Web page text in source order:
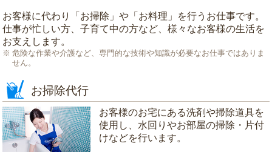
お客様に代わり「 お掃除 」や「 お料理 」を行うお仕事です。
仕事が忙しい方、子育て中の方など、様々なお客様の生活を
お支えします。
危険な作業や介護など、専門的な技術や知識が必要なお仕事ではありま
せん。
お掃除代行
お客様のお宅にある洗剤や掃除道具を
使用し、水回りやお部屋の掃除・片付
けなどを行います。